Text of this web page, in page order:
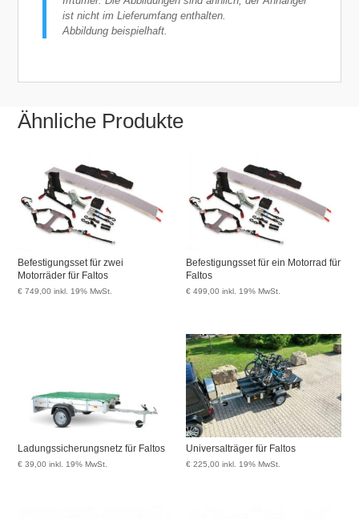
ist nicht im Lieferumfang enthalten.
Abbildung beispielhaft.
Ähnliche Produkte
Befestigungsset für zwei
Motorräder für Faltos
€ 749,00 inkl. 19% MwSt.
Befestigungsset für ein Motorrad für
Faltos
€ 499,00 inkl. 19% MwSt.
Ladungssicherungsnetz für Faltos
€ 39,00 inkl. 19% MwSt.
Universalträger für Faltos
€ 225,00 inkl. 19% MwSt.